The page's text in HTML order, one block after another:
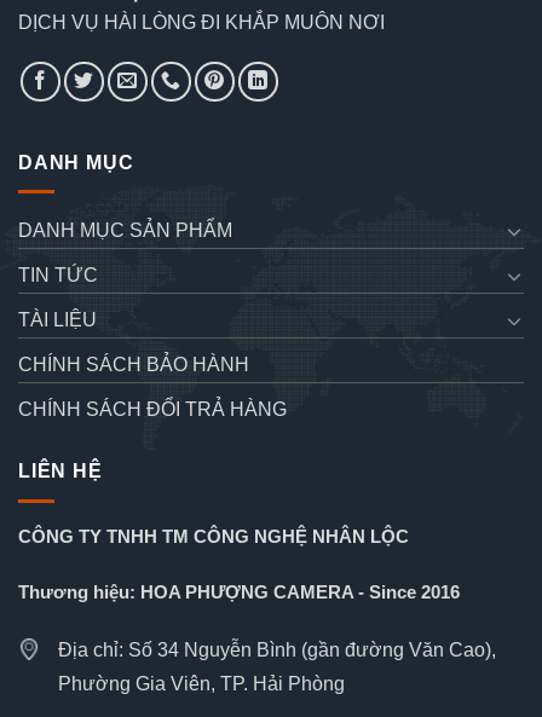
DỊCH VỤ HÀI LÒNG ĐI KHẮP MUÔN NƠI
DANH MỤC
DANH MỤC SẢN PHẨM
TIN TỨC
TÀI LIỆU
CHÍNH SÁCH BẢO HÀNH
CHÍNH SÁCH ĐỔI TRẢ HÀNG
LIÊN HỆ
CÔNG TY TNHH TM CÔNG NGHỆ NHÂN LỘC
Thương hiệu: HOA PHƯỢNG CAMERA - Since 2016
Địa chỉ: Số 34 Nguyễn Bình (gần đường Văn Cao),
Phường Gia Viên, TP. Hải Phòng